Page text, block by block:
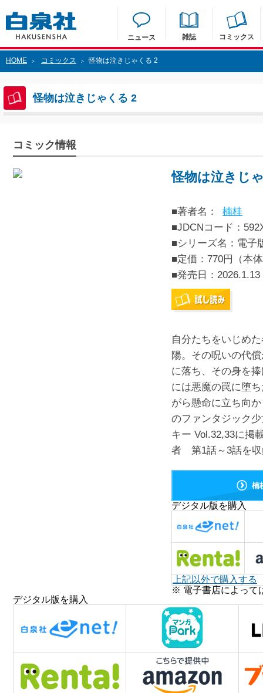
ニュース 雑誌 コミックス
HOME > コミックス > 怪物は泣きじゃくる 2
怪物は泣きじゃくる 2
コミック情報
怪物は泣きじ
■著者名：
楠桂
■JDCNコード：
■シリーズ名：電子
■定価：770円（本
■発売日： 2026.1.13
自分たちをいじめ
陽。その呪いの代
に落ち、その身を
には悪魔の罠に堕
がら懸命に立ち向
のファンタジック
キー Vol.32,33に掲
者 第1話～3話を収
楠
デジタル版を購入
上記以外で購入する
※ 電子書店によって
デジタル版を購入